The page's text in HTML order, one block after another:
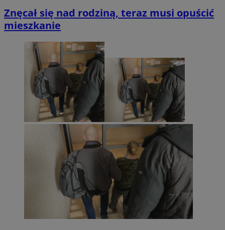
Znęcał się nad rodziną, teraz musi opuścić
mieszkanie